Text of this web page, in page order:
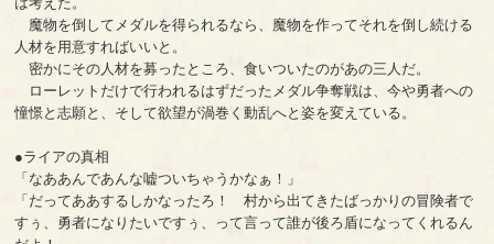
魔物を倒してメダルを得られるなら、魔物を作ってそれを倒し続ける
人材を用意すればいいと。
密かにその人材を募ったところ、食いついたのがあの三人だ。
ローレットだけで行われるはずだったメダル争奪戦は、今や勇者への
憧憬と志願と、そして欲望が渦巻く動乱へと姿を変えている。
●ライアの真相
「なああんであんな嘘ついちゃうかなぁ！」
「だってああするしかなったろ！ 村から出てきたばっかりの冒険者で
すぅ、勇者になりたいですぅ、って言って誰が後ろ盾になってくれるん